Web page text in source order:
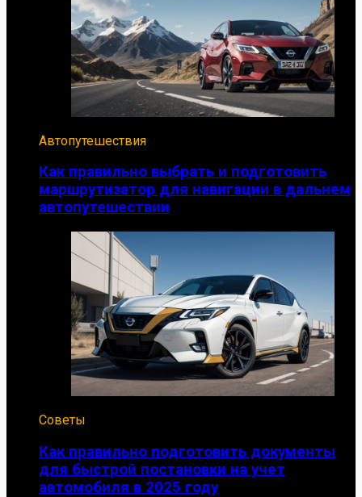
Автопутешествия
Как правильно выбрать и подготовить
маршрутизатор для навигации в дальнем
автопутешествии
Советы
Как правильно подготовить документы
для быстрой постановки на учет
автомобиля в 2025 году